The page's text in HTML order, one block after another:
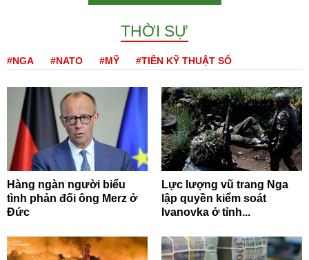
THỜI SỰ
#NGA #NATO #MỸ #TIỀN KỸ THUẬT SỐ
Hàng ngàn người biểu
tình phản đối ông Merz ở
Đức
Lực lượng vũ trang Nga
lập quyền kiểm soát
Ivanovka ở tỉnh...